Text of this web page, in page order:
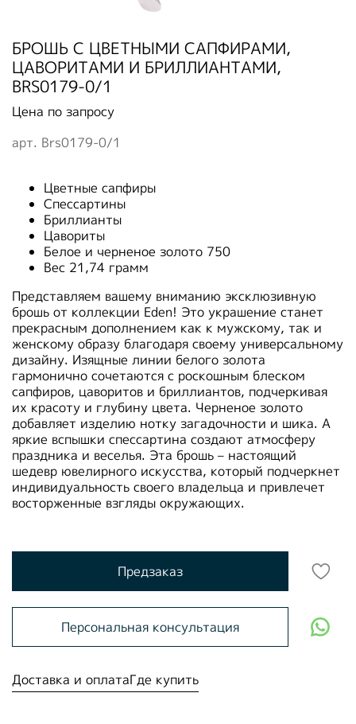
арт. Brs0179-0/1
БРОШЬ С ЦВЕТНЫМИ САПФИРАМИ,
ЦАВОРИТАМИ И БРИЛЛИАНТАМИ,
BRS0179-0/1
Цена по запросу
Цветные сапфиры
Спессартины
Бриллианты
Цавориты
Белое и черненое золото 750
Вес 21,74 грамм
Представляем вашему вниманию эксклюзивную
брошь от коллекции Eden! Это украшение станет
прекрасным дополнением как к мужскому, так и
женскому образу благодаря своему универсальному
дизайну. Изящные линии белого золота
гармонично сочетаются с роскошным блеском
сапфиров, цаворитов и бриллиантов, подчеркивая
их красоту и глубину цвета. Черненое золото
добавляет изделию нотку загадочности и шика. А
яркие вспышки спессартина создают атмосферу
праздника и веселья. Эта брошь – настоящий
шедевр ювелирного искусства, который подчеркнет
индивидуальность своего владельца и привлечет
восторженные взгляды окружающих.
Предзаказ
Персональная консультация
Доставка и оплатаГде купить